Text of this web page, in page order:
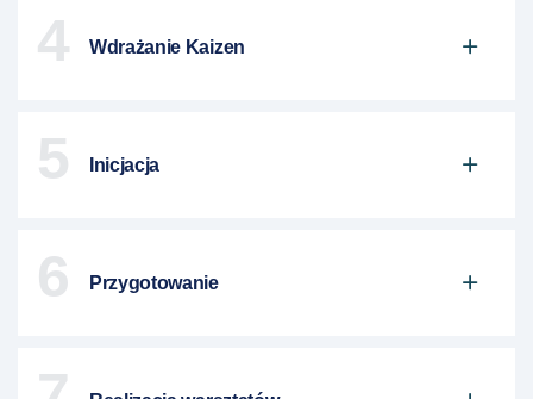
4 Wdrażanie Kaizen
5 Inicjacja
6 Przygotowanie